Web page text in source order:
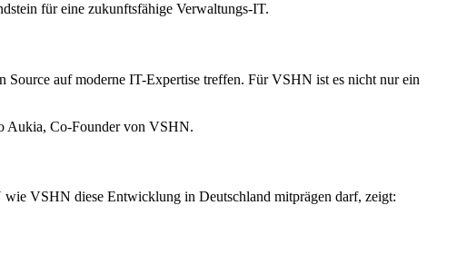
für eine zukunftsfähige Verwaltungs-IT.
auf moderne IT-Expertise treffen. Für VSHN ist es nicht nur ein
Aukia, Co-Founder von VSHN.
VSHN diese Entwicklung in Deutschland mitprägen darf, zeigt: